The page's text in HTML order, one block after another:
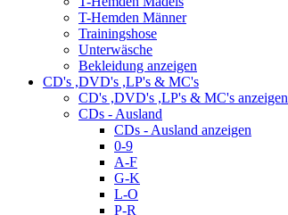
T-Hemden Männer
Trainingshose
Unterwäsche
Bekleidung anzeigen
CD's ,DVD's ,LP's & MC's
CD's ,DVD's ,LP's & MC's anzeigen
CDs - Ausland
CDs - Ausland anzeigen
0-9
A-F
G-K
L-O
P-R